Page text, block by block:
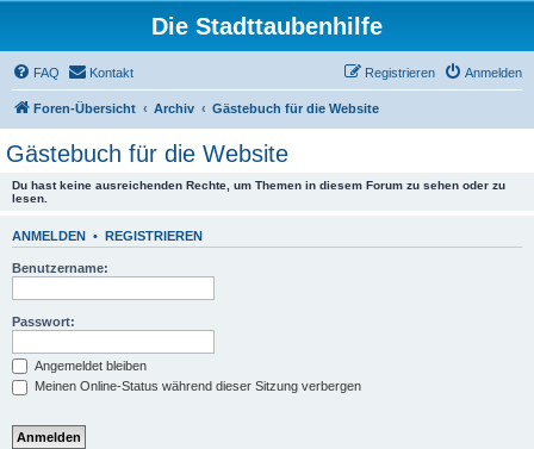
Die Stadttaubenhilfe
FAQ Kontakt Anmelden
Registrieren
Foren-Übersicht Archiv Gästebuch für die Website
Gästebuch für die Website
Du hast keine ausreichenden Rechte, um Themen in diesem Forum zu sehen oder zu
lesen.
ANMELDEN • REGISTRIEREN
Benutzername:
Passwort:
Angemeldet bleiben
Meinen Online-Status während dieser Sitzung verbergen